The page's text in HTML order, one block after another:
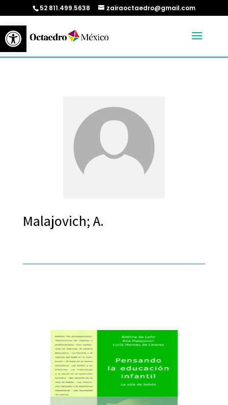
Abrir barra de herramientas
52 811.499.5638 zairaoctaedro@gmail.com
Malajovich; A.